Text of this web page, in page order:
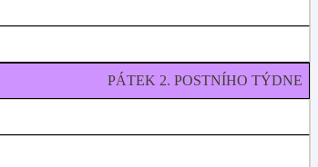
PÁTEK 2. POSTNÍHO TÝDNE